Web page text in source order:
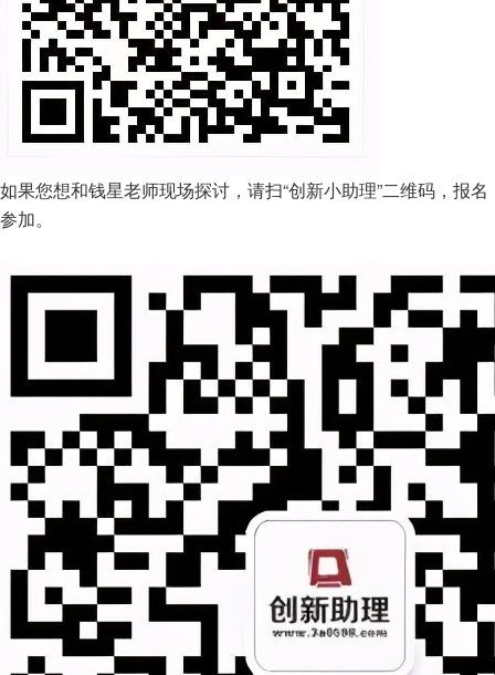
如果您想和钱星老师现场探讨，请扫“创新小助理”二维码，报名
参加。